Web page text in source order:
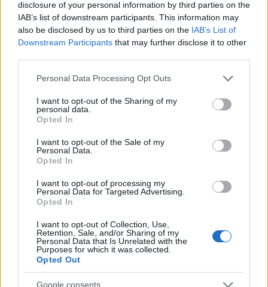
disclosure of your personal information by third parties on the
IAB’s list of downstream participants. This information may
also be disclosed by us to third parties on the IAB’s List of
Downstream Participants that may further disclose it to other
Please note that this website/app uses one or more Google
not limited to your visit or usage behaviour. You may click to
grant or deny consent to Google and its third-party tags to
use your data for below specified purposes in below Google
consent section.
Personal Data Processing Opt Outs
I want to opt-out of the Sharing of my
personal data.
Opted In
I want to opt-out of the Sale of my
Personal Data.
Opted In
I want to opt-out of processing my
Personal Data for Targeted Advertising.
Opted In
I want to opt-out of Collection, Use,
Retention, Sale, and/or Sharing of my
Personal Data that Is Unrelated with the
Purposes for which it was collected.
Opted Out
Google consents
Σχόλια
Σχολίασε εδώ
2000 /2000
Όροι Χρήσης. Το site προστατεύεται από reCAPTCHA, ισχύουν
Πολιτική Απορρήτου&Όροι Χρήσηςτης Google.
ΚΥΡΩΣΕΙΣ